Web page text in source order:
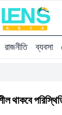
রাজনীতি ব্যবসা
থাকবে